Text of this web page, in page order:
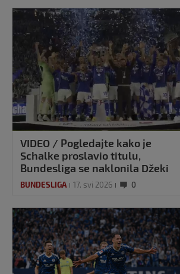
VIDEO / Pogledajte kako je
Schalke proslavio titulu,
Bundesliga se naklonila Džeki
BUNDESLIGA 17. svi 2026 0